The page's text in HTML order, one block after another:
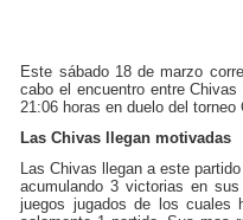
Este sábado 18 de marzo
cabo el encuentro entre
21:06 horas en duelo del torneo
Las Chivas llegan motivadas
Las Chivas llegan a este
acumulando 3 victorias en
juegos jugados de los cuales